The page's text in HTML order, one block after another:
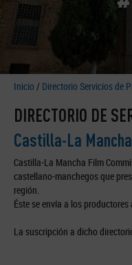
Inicio / Directorio Servicios de
DIRECTORIO DE
Castilla-La Mancha
Castilla-La Mancha Film
castellano-manchegos que
región.
Éste se envía a los
La suscripción a dicho